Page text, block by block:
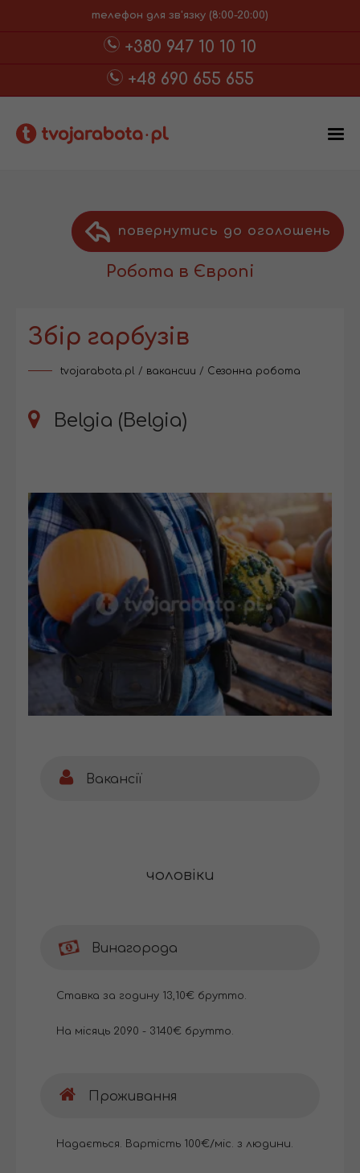
телефон для зв'язку (8:00-20:00)
+380 947 10 10 10
+48 690 655 655
повернутись до оголошень
Робота в Європі
Збір гарбузів
tvojarabota.pl / вакансии / Сезонна робота
Belgia (Belgia)
Вакансії
чоловіки
Винагорода
Ставка за годину 13,10€ брутто.
На місяць 2090 - 3140€ брутто.
Проживання
Надається. Вартість 100€/міс. з людини.